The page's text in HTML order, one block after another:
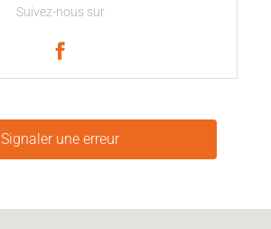
Suivez-nous sur
Signaler une erreur